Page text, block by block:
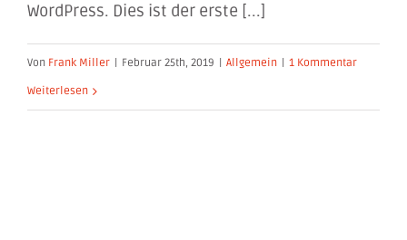
WordPress. Dies ist der erste [...]
Von Frank Miller Februar 25th, 2019 Allgemein 1 Kommentar
Weiterlesen